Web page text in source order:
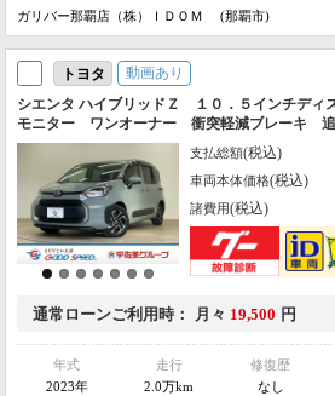
ガリバー那覇店（株）ＩＤＯＭ (那覇市)
トヨタ
動画あり
シエンタ ハイブリッドＺ １０．５インチディ
モニター ワンオーナー 衝突軽減ブレーキ 追
ル レーンキープ コーナーセンサー 両側電動
ｏｏｔｈ ＥＴＣ
支払総額(税込)
車両本体価格(税込)
諸費用(税込)
通常ローンご利用時 月々 19,500 円
年式
2023年
走行
2.0万km
修復歴
なし